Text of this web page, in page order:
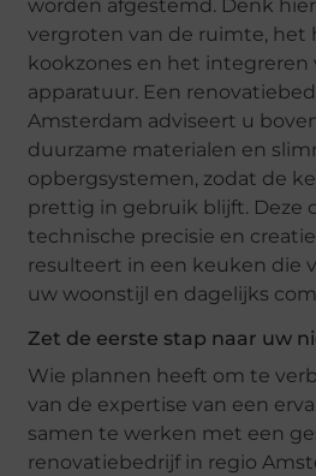
worden afgestemd. Denk
vergroten van de ruimte, het
kookzones en het integreren
apparatuur. Een
Amsterdam adviseert u
duurzame materialen en
opbergsystemen, zodat de
prettig in gebruik blijft. Deze
technische precisie en
resulteert in een keuken die
uw woonstijl en dagelijks
Zet de eerste stap naar uw
Wie plannen heeft om te
van de expertise van een
samen te werken met een
renovatiebedrijf in regio